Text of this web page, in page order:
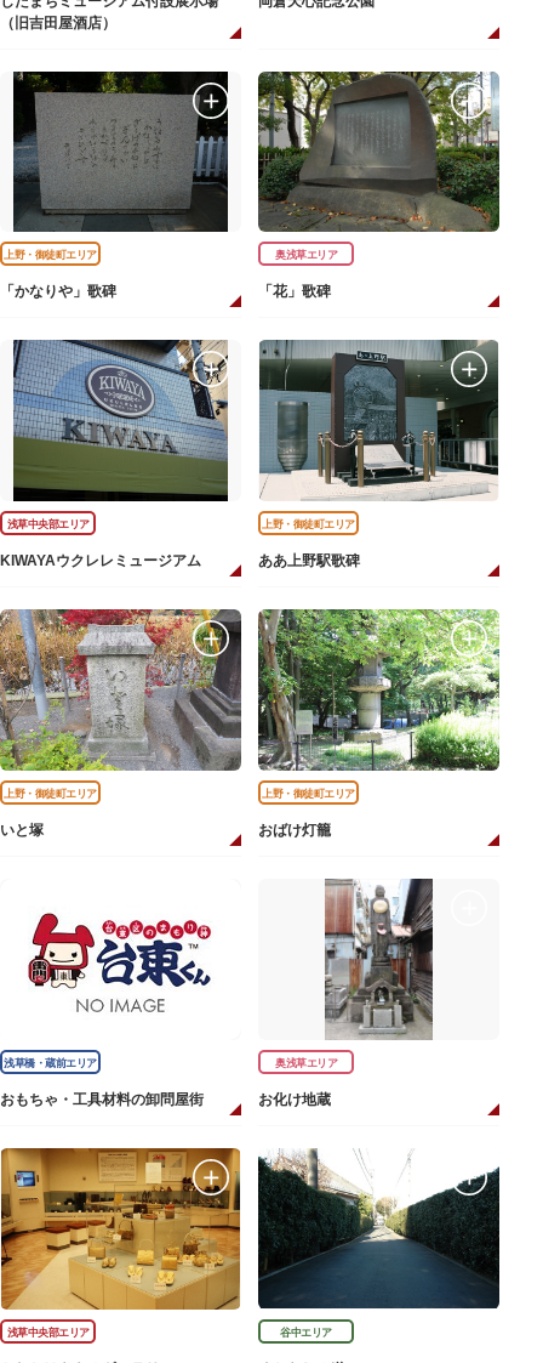
（旧吉田屋酒店）
上野・御徒町エリア
「かなりや」歌碑
奥浅草エリア
「花」歌碑
浅草中央部エリア
KIWAYAウクレレミュージアム
上野・御徒町エリア
ああ上野駅歌碑
上野・御徒町エリア
いと塚
上野・御徒町エリア
おばけ灯籠
浅草橋・蔵前エリア
おもちゃ・工具材料の卸問屋街
奥浅草エリア
お化け地蔵
浅草中央部エリア 谷中エリア